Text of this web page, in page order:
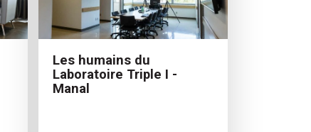
Les humains du
Laboratoire Triple I -
Manal